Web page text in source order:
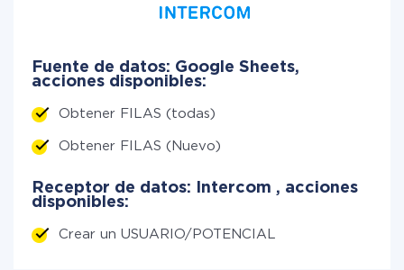
Fuente de datos: Google Sheets,
acciones disponibles:
Obtener FILAS (todas)
Obtener FILAS (Nuevo)
Receptor de datos: Intercom , acciones
disponibles:
Crear un USUARIO/POTENCIAL